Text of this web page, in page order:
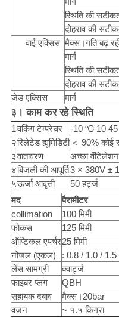
स्थिति की
दोहराव की
वाई एक्सिस मैक्स।गति बढ़
मार्ग
स्थिति की
दोहराव की
जेड एक्सिस
मार्ग
३। काम कर रहेस्थिति
1वर्किंग टेम्परेचर
-10 ℃ 10
२रिलेटेड ह्यूमिडिटी＜ 90% कोई
३वातावरण
अच्छा
४बिजली की आपूर्ति3 × 380V ±
५ऊर्जा आवृत्ती
50 हर्ट्ज
मद
पैरामीटर
collimation
100 मिमी
फोकस
125 मिमी
ऑप्टिकल एपर्चर25 मिमी
नोजल (एकल)
: 0.8 / 1.0 / 1.5
लेंस सामग्री
क्वार्ट्ज
फाइबर प्लग
QBH
सहायक दबाव
मैक्स।20bar
वजन
~ १.५ किग्रा